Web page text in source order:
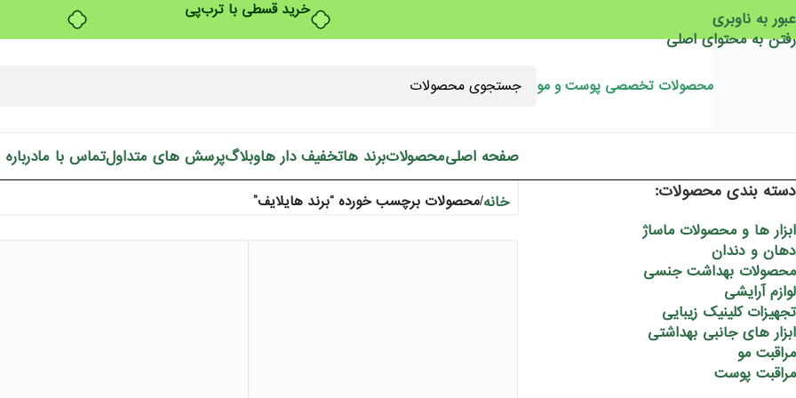
خرید قسطی با ترب‌پی
عبور به ناوبری
رفتن به محتوای اصلی
محصولات تخصصی پوست و مو
صفحه اصلیمحصولاتبرند هاتخفیف دار هاوبلاگپرسش های متداولتماس با ما
دسته بندی محصولات:
ابزار ها و محصولات ماساژ
دهان و دندان
محصولات بهداشت جنسی
لوازم آرایشی
تجهیزات کلینیک زیبایی
ابزار های جانبی بهداشتی
مراقبت مو
مراقبت پوست
خانه/محصولات برچسب خورده “برند هایلایف”